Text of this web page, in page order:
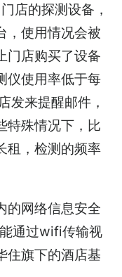
店的探测设备，
，使用情况会被
门店购买了设备
仪使用率低于每
发来提醒邮件，
殊情况下，比
租，检测的频率
的网络信息安全
通过wifi传输视
住旗下的酒店基